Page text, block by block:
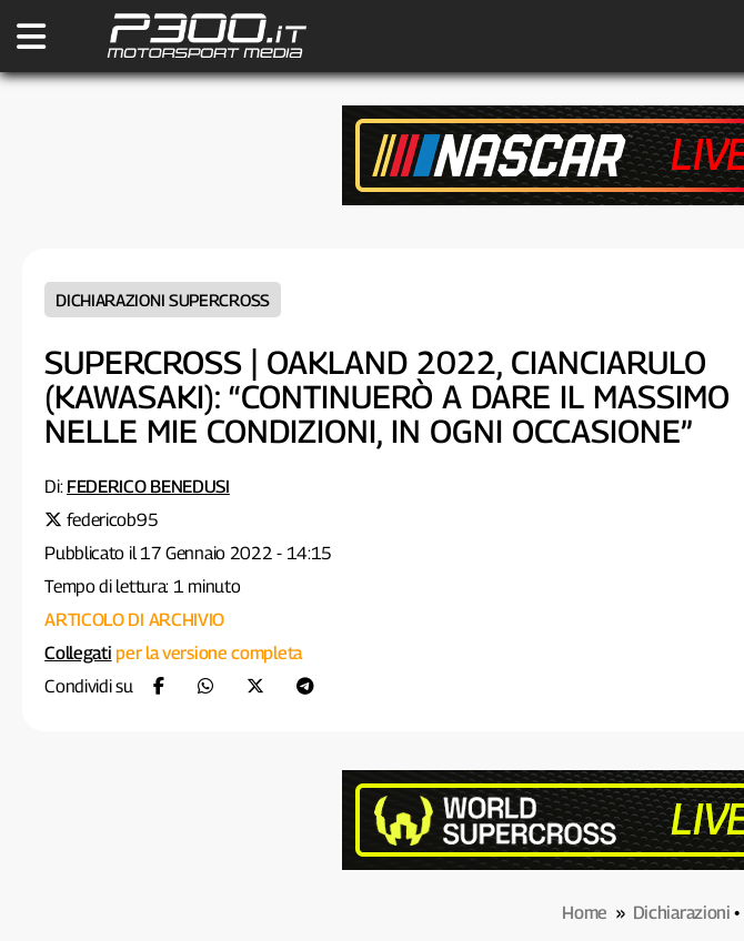
DICHIARAZIONI SUPERCROSS
SUPERCROSS | OAKLAND 2022, CIANCIARULO
(KAWASAKI): “CONTINUERÒ A DARE IL MASSIMO
NELLE MIE CONDIZIONI, IN OGNI OCCASIONE”
Di: FEDERICO BENEDUSI
federicob95
Pubblicato il 17 Gennaio 2022 - 14:15
Tempo di lettura: 1 minuto
ARTICOLO DI ARCHIVIO
Collegati per la versione completa
Condividi su
Home » Dichiarazioni •